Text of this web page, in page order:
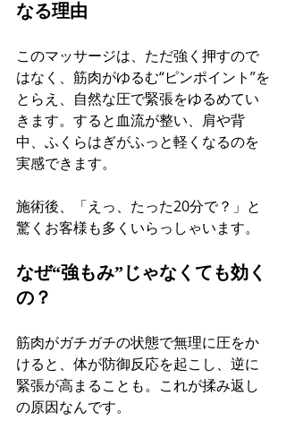
なる理由
このマッサージは、ただ強く押すので
はなく、筋肉がゆるむ“ピンポイント”を
とらえ、自然な圧で緊張をゆるめてい
きます。すると血流が整い、肩や背
中、ふくらはぎがふっと軽くなるのを
実感できます。
施術後、「えっ、たった20分で？」と
驚くお客様も多くいらっしゃいます。
なぜ“強もみ”じゃなくても効く
の？
筋肉がガチガチの状態で無理に圧をか
けると、体が防御反応を起こし、逆に
緊張が高まることも。これが揉み返し
の原因なんです。